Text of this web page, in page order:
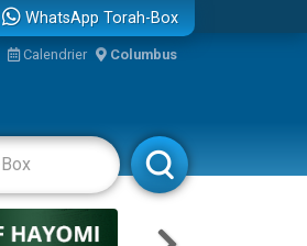
WhatsApp Torah-Box
Calendrier Columbus
Rabbanim